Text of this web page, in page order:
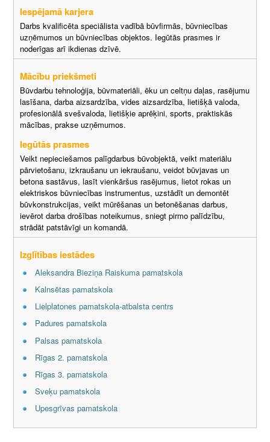
Iespējamā karjera
Darbs kvalificēta speciālista vadībā būvfirmās, būvniecības
uzņēmumos un būvniecības objektos. Iegūtās prasmes ir
noderīgas arī ikdienas dzīvē.
Mācību priekšmeti
Būvdarbu tehnoloģija, būvmateriāli, ēku un celtņu daļas, rasējumu
lasīšana, darba aizsardzība, vides aizsardzība, lietišķā valoda,
profesionālā svešvaloda, lietišķie aprēķini, sports, praktiskās
mācības, prakse uzņēmumos.
Iegūtās prasmes
Veikt nepieciešamos palīgdarbus būvobjektā, veikt materiālu
pārvietošanu, izkraušanu un iekraušanu, veidot būvjavas un
betona sastāvus, lasīt vienkāršus rasējumus, lietot rokas un
elektriskos būvniecības instrumentus, uzstādīt un demontēt
būvkonstrukcijas, veikt mūrēšanas un betonēšanas darbus,
ievērot darba drošības noteikumus, sniegt pirmo palīdzību,
strādāt patstāvīgi un komandā.
Izglītības iestādes
Aleksandra Bieziņa Raiskuma pamatskola
Kalnsētas pamatskola
Lielplatones pamatskola-atbalsta centrs
Padures pamatskola
Palsas pamatskola
Rīgas 2. pamatskola
Rīgas 3. pamatskola
Sveķu pamatskola
Upesgrīvas pamatskola